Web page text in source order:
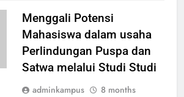
Menggali Potensi
Mahasiswa dalam usaha
Perlindungan Puspa dan
Satwa melalui Studi Studi
adminkampus
8 months